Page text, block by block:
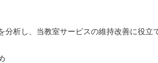
分析し、当教室サービスの維持改善に役立